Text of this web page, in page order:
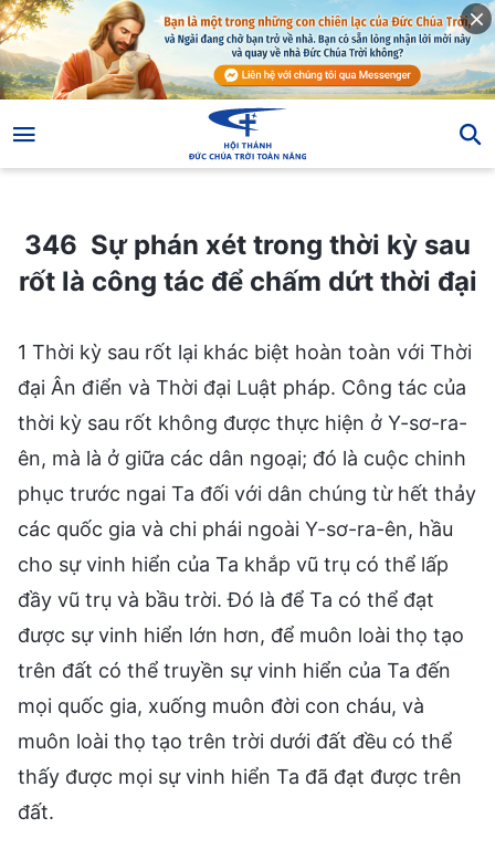
346 Sự phán xét trong thời kỳ sau
rốt là công tác để chấm dứt thời đại
1 Thời kỳ sau rốt lại khác biệt hoàn toàn với Thời
đại Ân điển và Thời đại Luật pháp. Công tác của
thời kỳ sau rốt không được thực hiện ở Y-sơ-ra-
ên, mà là ở giữa các dân ngoại; đó là cuộc chinh
phục trước ngai Ta đối với dân chúng từ hết thảy
các quốc gia và chi phái ngoài Y-sơ-ra-ên, hầu
cho sự vinh hiển của Ta khắp vũ trụ có thể lấp
đầy vũ trụ và bầu trời. Đó là để Ta có thể đạt
được sự vinh hiển lớn hơn, để muôn loài thọ tạo
trên đất có thể truyền sự vinh hiển của Ta đến
mọi quốc gia, xuống muôn đời con cháu, và
muôn loài thọ tạo trên trời dưới đất đều có thể
thấy được mọi sự vinh hiển Ta đã đạt được trên
đất.